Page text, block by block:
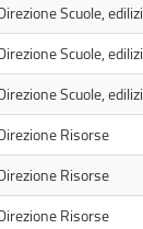
Scuole,
Scuole,
Scuole,
Risorse
Risorse
Risorse